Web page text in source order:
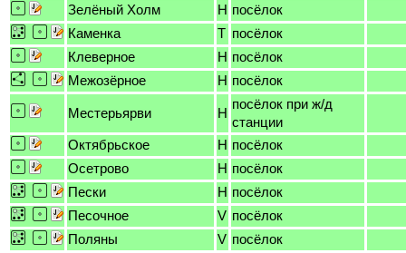
Зелёный Холм
H посёлок
Каменка
T посёлок
Клеверное
H посёлок
Межозёрное
H посёлок
Местерьярви H
посёлок при ж/д
станции
Октябрьское
H посёлок
Осетрово
H посёлок
Пески
H посёлок
Песочное
V посёлок
Поляны
V посёлок